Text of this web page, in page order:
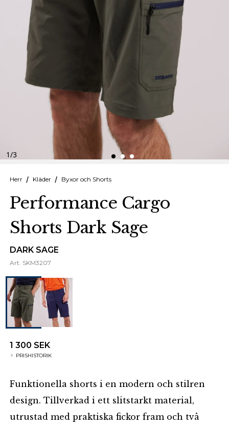
Finska
Danska
1/3
Herr Kläder Byxor och Shorts
Performance Cargo
Shorts Dark Sage
DARK SAGE
Art. SKM3207
1 300 SEK
PRISHISTORIK
Funktionella shorts i en modern och stilren
design. Tillverkad i ett slitstarkt material,
utrustad med praktiska fickor fram och två